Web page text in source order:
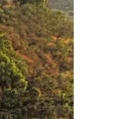
e deslizando o dedo na tela.